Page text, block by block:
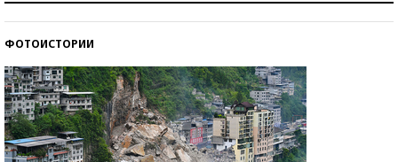
ФОТОИСТОРИИ